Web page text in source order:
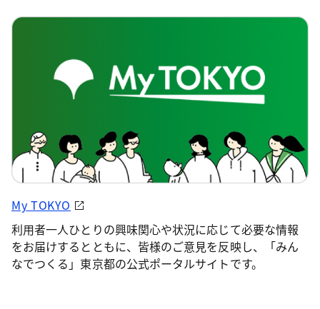
My TOKYO
利用者一人ひとりの興味関心や状況に応じて必要な情報
をお届けするとともに、皆様のご意見を反映し、「みん
なでつくる」東京都の公式ポータルサイトです。